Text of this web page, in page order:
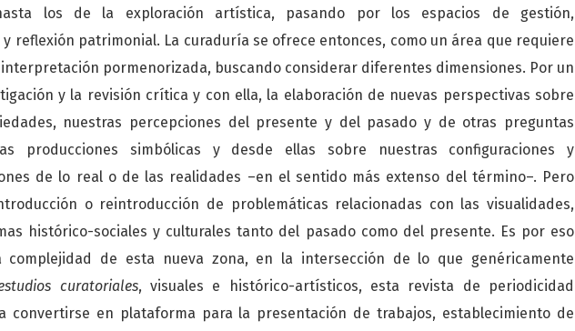
los de la exploración artística, pasando por los espacios de gestión,
y reflexión patrimonial. La curaduría se ofrece entonces, como un área que requiere
pormenorizada, buscando considerar diferentes dimensiones. Por un
y la revisión crítica y con ella, la elaboración de nuevas perspectivas sobre
nuestras percepciones del presente y del pasado y de otras preguntas
producciones simbólicas y desde ellas sobre nuestras configuraciones y
de lo real o de las realidades –en el sentido más extenso del término–. Pero
o reintroducción de problemáticas relacionadas con las visualidades,
histórico-sociales y culturales tanto del pasado como del presente. Es por eso
complejidad de esta nueva zona, en la intersección de lo que genéricamente
curatoriales, visuales e histórico-artísticos, esta revista de periodicidad
convertirse en plataforma para la presentación de trabajos, establecimiento de